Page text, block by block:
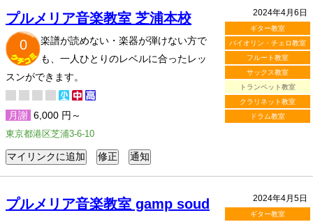
2024年4月6日
ギター教室
バイオリン・チェロ教室
フルート教室
サックス教室
トランペット教室
クラリネット教室
ドラム教室
プルメリア音楽教室 芝浦本校
0
楽譜が読めない・楽器が弾けない方で
も、一人ひとりのレベルに合ったレッ
スンができます。
月謝 6,000 円～
東京都港区芝浦3-6-10
2024年4月5日
ギター教室
プルメリア音楽教室 gamp soud